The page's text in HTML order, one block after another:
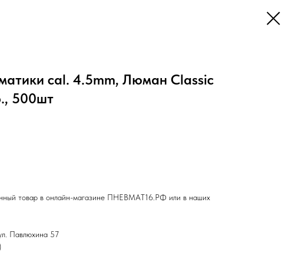
cal. 4.5mm, Люман Classic
500шт
товар в онлайн-магазине ПНЕВМАТ16.РФ или в наших
Павлюхина 57